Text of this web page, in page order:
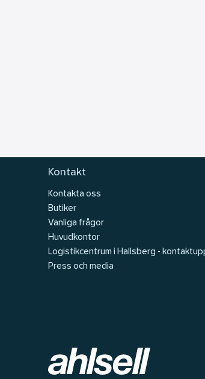
Kontakt
Kontakta oss
Butiker
Vanliga frågor
Huvudkontor
Logistikcentrum i Hallsberg -
Press och media